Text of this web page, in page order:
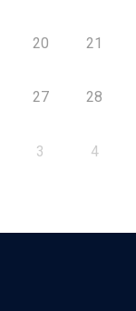
20 21
27 28
3 4